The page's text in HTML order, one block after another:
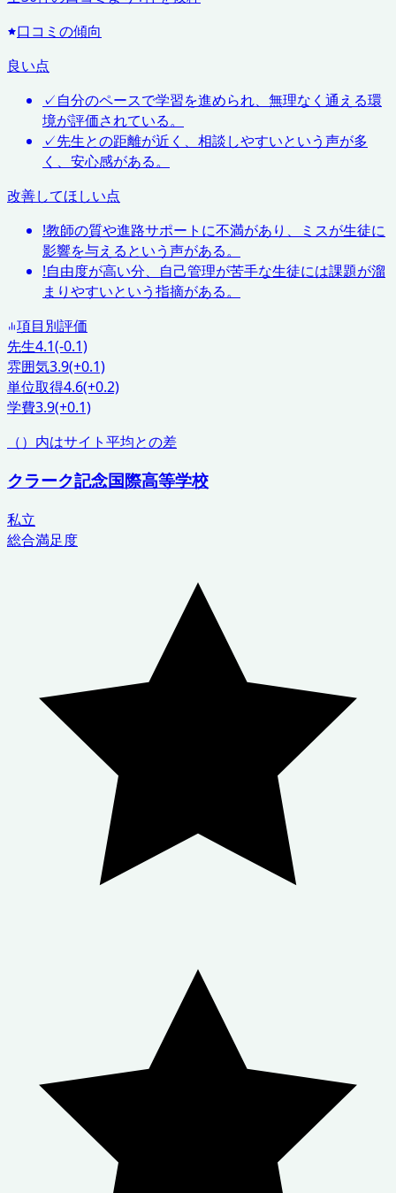
口コミの傾向
良い点
✓自分のペースで学習を進められ、無理なく通える環
境が評価されている。
✓先生との距離が近く、相談しやすいという声が多
く、安心感がある。
改善してほしい点
!教師の質や進路サポートに不満があり、ミスが生徒に
影響を与えるという声がある。
!自由度が高い分、自己管理が苦手な生徒には課題が溜
まりやすいという指摘がある。
項目別評価
先生4.1(-0.1)
雰囲気3.9(+0.1)
単位取得4.6(+0.2)
学費3.9(+0.1)
（）内はサイト平均との差
クラーク記念国際高等学校
私立
総合満足度